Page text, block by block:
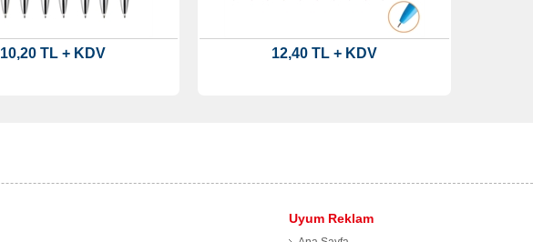
10,20 TL + KDV 12,40 TL + KDV
Uyum Reklam